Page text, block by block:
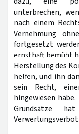
unterbrechen,
nach einem
Vernehmung
fortgesetzt
ernsthaft bemüht
Herstellung des
helfen, und ihn
sein Recht,
hingewiesen
Grundsätze